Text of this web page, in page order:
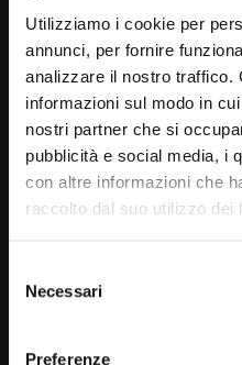
Utilizziamo i cookie per
annunci, per fornire
analizzare il nostro traffico.
informazioni sul modo in
nostri partner che si
pubblicità e social media, i
con altre informazioni che
raccolto dal suo utilizzo dei
delNecessari
Preferenze
It seems that
browsing in a
country or
CB1087